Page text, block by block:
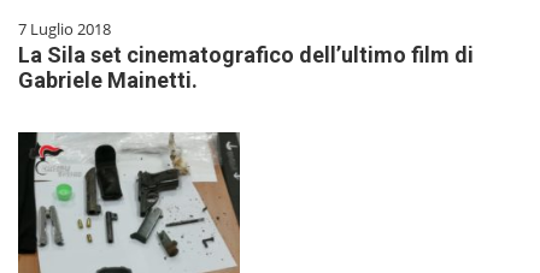
7 Luglio 2018
La Sila set cinematografico dell’ultimo film di
Gabriele Mainetti.